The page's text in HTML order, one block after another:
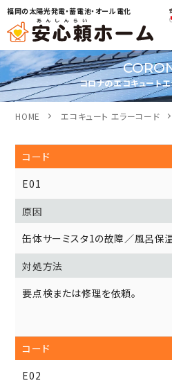
福岡の太陽光発電・蓄電池・オール電化
コロナのエコキュート
HOME エコキュート エラーコード
E01
缶体サーミスタ1の故障／風呂保
要点検または修理を依頼。
E02